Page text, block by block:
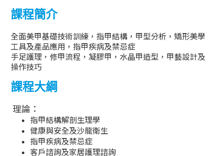
課程簡介
全面美甲基礎技術訓練，指甲結構，甲型分析，矯形美學
工具及產品應用，指甲疾病及禁忌症
手足護理，修甲流程，凝膠甲，水晶甲造型，甲藝設計及
操作技巧
課程大綱
理論：
指甲結構解剖生理學
健康與安全及沙龍衛生
指甲疾病及禁忌症
客戶諮詢及家居護理諮詢